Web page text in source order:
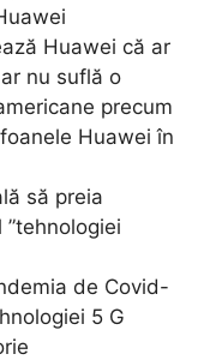
Huawei că ar
nu suflă o
precum
Huawei în
să preia
de Covid-
5 G